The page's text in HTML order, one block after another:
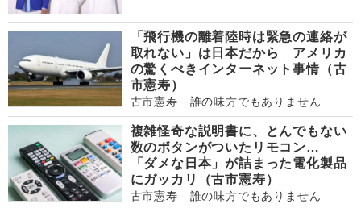
「飛行機の離着陸時は緊急の連絡が
取れない」は日本だから アメリカ
の驚くべきインターネット事情（古
市憲寿）
古市憲寿 誰の味方でもありません
複雑怪奇な説明書に、とんでもない
数のボタンがついたリモコン…
「ダメな日本」が詰まった電化製品
にガッカリ（古市憲寿）
古市憲寿 誰の味方でもありません